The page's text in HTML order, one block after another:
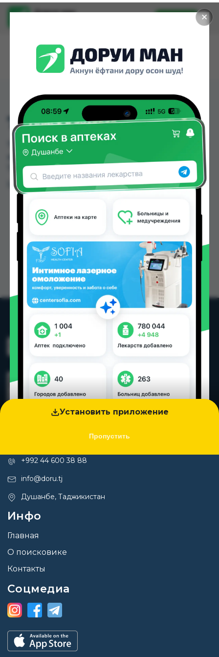
✕
Установить приложение
Пропустить
Доруи ман
Установить
7788 ХИЧОМА №6
7788 ХИЧОМА №6 можно купить или заказать в
аптеках Душанбе и других городах
Таджикистана
Цена: от
+992 44 600 38 88
info@doru.tj
Душанбе, Таджикистан
Инфо
Главная
О поисковике
Контакты
Соцмедиа